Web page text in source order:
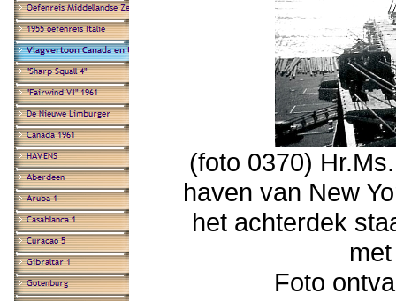
(foto 0370)
haven van New
het achterdek
Foto